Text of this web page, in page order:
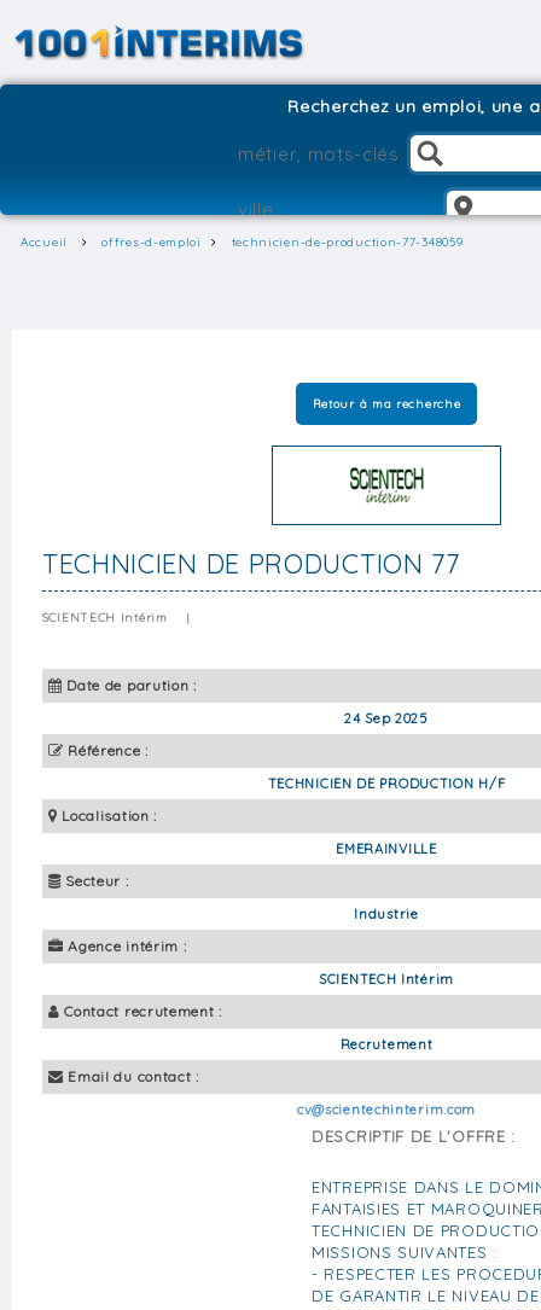
Recherchez un emploi, une
Accueil offres-d-emploi technicien-de-production-77-348059
Retour à ma recherche
TECHNICIEN DE PRODUCTION 77
SCIENTECH Intérim |
Date de parution :
24 Sep 2025
Référence :
TECHNICIEN DE PRODUCTION H/F
Localisation :
EMERAINVILLE
Secteur :
Industrie
Agence intérim :
SCIENTECH Intérim
Contact recrutement :
Recrutement
Email du contact :
cv@scientechinterim.com
DESCRIPTIF DE L'OFFRE :
ENTREPRISE DANS LE
FANTAISIES ET
TECHNICIEN DE
MISSIONS SUIVANTES :
- RESPECTER LES
DE GARANTIR LE NIVEAU